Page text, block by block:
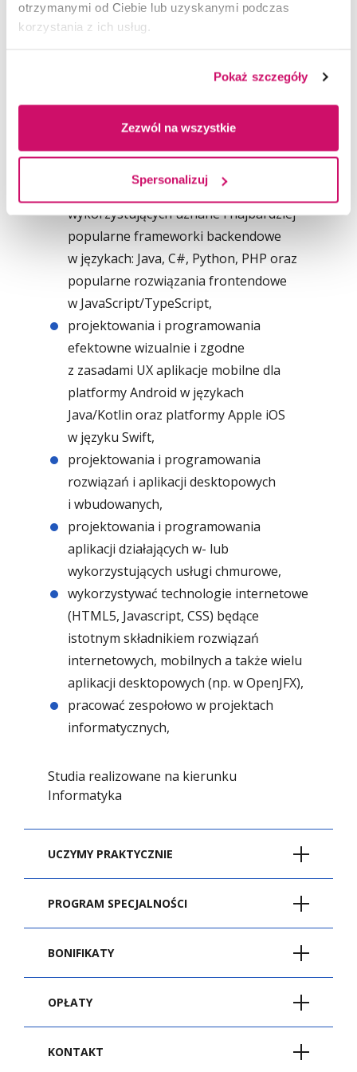
otrzymanymi od Ciebie lub uzyskanymi podczas
korzystania z ich usług.
Pokaż szczegóły
Zezwól na wszystkie
Spersonalizuj
i technologii używanych w urządzeniach,
na których aplikacje będą uruchamiane,
zasad projektowania aplikacji i serwisów
internetowych zgodnie z zasadami UX
(User Experience),
aplikacji internetowych
wykorzystujących uznane i najbardziej
popularne frameworki backendowe
w językach: Java, C#, Python, PHP oraz
popularne rozwiązania frontendowe
w JavaScript/TypeScript,
projektowania i programowania
efektowne wizualnie i zgodne
z zasadami UX aplikacje mobilne dla
platformy Android w językach
Java/Kotlin oraz platformy Apple iOS
w języku Swift,
projektowania i programowania
rozwiązań i aplikacji desktopowych
i wbudowanych,
projektowania i programowania
aplikacji działających w- lub
wykorzystujących usługi chmurowe,
wykorzystywać technologie internetowe
(HTML5, Javascript, CSS) będące
istotnym składnikiem rozwiązań
internetowych, mobilnych a także wielu
aplikacji desktopowych (np. w OpenJFX),
pracować zespołowo w projektach
informatycznych,
Studia realizowane na kierunku
Informatyka
UCZYMY PRAKTYCZNIE
Inżynieria
oprogramowania -
praktyczne studia
programistyczne
PROGRAM SPECJALNOŚCI
Inżynieria
oprogramowania -
program studiów
BONIFIKATY
Skorzystaj z bonifikaty
i studiuj taniej
OPŁATY
Semestr
KONTAKT